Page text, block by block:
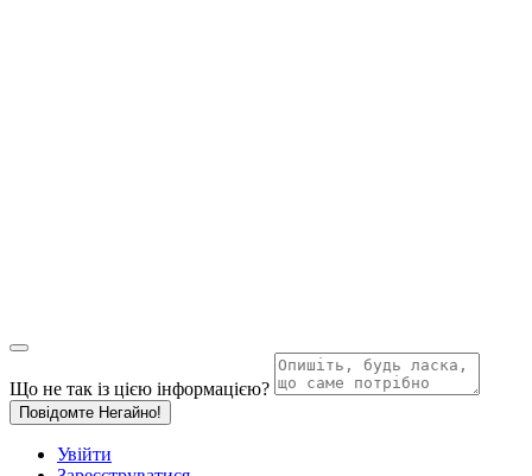
Що не так із цією інформацією?
Повідомте Негайно!
Увійти